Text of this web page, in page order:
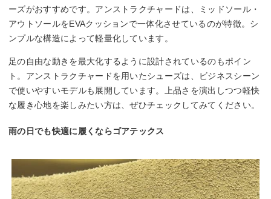
ーズがおすすめです。アンストラクチャードは、ミッドソール・
アウトソールをEVAクッションで一体化させているのが特徴。シ
ンプルな構造によって軽量化しています。
足の自由な動きを最大化するように設計されているのもポイン
ト。アンストラクチャードを用いたシューズは、ビジネスシーン
で使いやすいモデルも展開しています。上品さを演出しつつ軽快
な履き心地を楽しみたい方は、ぜひチェックしてみてください。
雨の日でも快適に履くならゴアテックス